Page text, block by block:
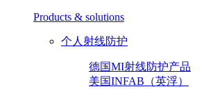
Products & solutions
个人射线防护
德国MI射线防护产品
美国INFAB（英浮）